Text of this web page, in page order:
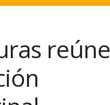
reúne